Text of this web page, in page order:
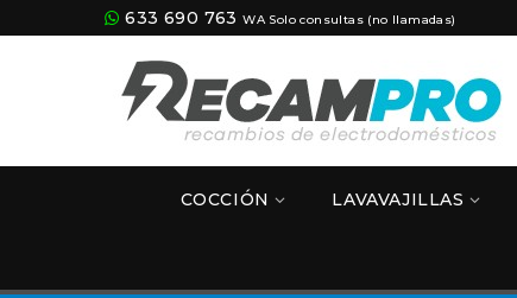
633 690 763 WA Solo consultas (no llamadas)
COCCIÓN LAVAVAJILLAS